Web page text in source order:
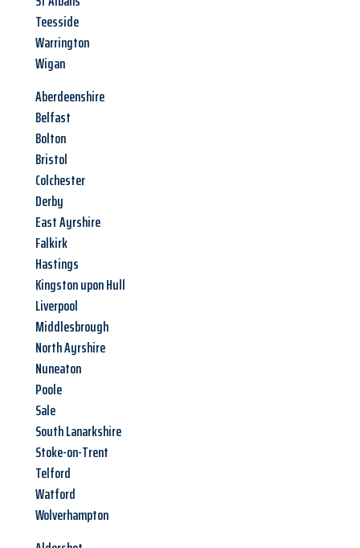
Teesside
Warrington
Wigan
Aberdeenshire
Belfast
Bolton
Bristol
Colchester
Derby
East Ayrshire
Falkirk
Hastings
Kingston upon Hull
Liverpool
Middlesbrough
North Ayrshire
Nuneaton
Poole
Sale
South Lanarkshire
Stoke-on-Trent
Telford
Watford
Wolverhampton